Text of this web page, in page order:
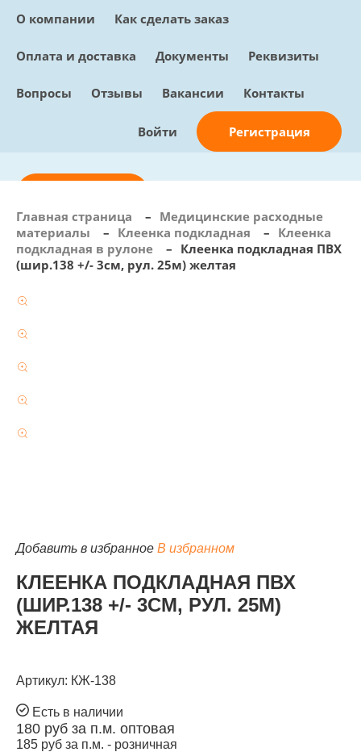
О компании Как сделать заказ
Оплата и доставка Документы Реквизиты
Вопросы Отзывы Вакансии Контакты
Войти Регистрация
info@sunmed.ru
Пн – Пт: с 10:00 - 18:00
Главная страница – Медицинские расходные
материалы
– Клеенка подкладная – Клеенка
подкладная в рулоне
– Клеенка подкладная ПВХ
(шир.138 +/- 3см, рул. 25м) желтая
Добавить в избранное В избранном
КЛЕЕНКА ПОДКЛАДНАЯ ПВХ
(ШИР.138 +/- 3СМ, РУЛ. 25М)
ЖЕЛТАЯ
Артикул: КЖ-138
Есть в наличии
180 руб за п.м. оптовая
185 руб за п.м. - розничная